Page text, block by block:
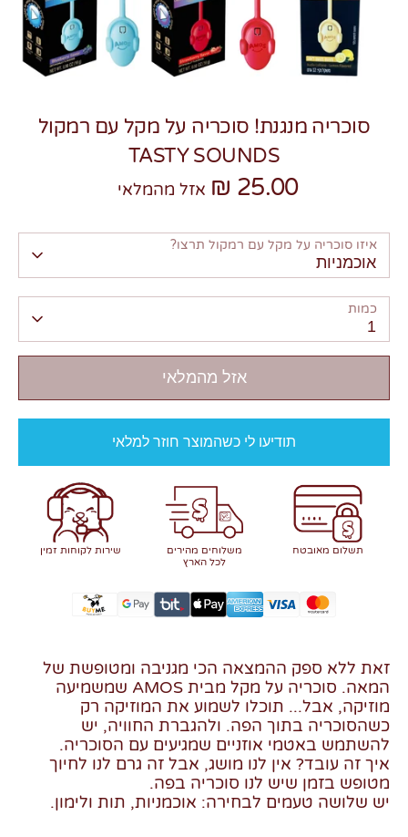
סוכריה מנגנת! סוכריה על מקל עם רמקול
TASTY SOUNDS
25.00 ₪ אזל מהמלאי
איזו סוכריה על מקל עם רמקול תרצו?
אוכמניות
כמות
1
אזל מהמלאי
תודיעו לי כשהמוצר חוזר למלאי
תשלום מאובטח
משלוחים מהירים
לכל הארץ
שירות לקוחות זמין
זאת ללא ספק ההמצאה הכי מגניבה ומטופשת של
המאה. סוכריה על מקל מבית AMOS שמשמיעה
מוזיקה, אבל... תוכלו לשמוע את המוזיקה רק
כשהסוכריה בתוך הפה. ולהגברת החוויה, יש
להשתמש באטמי אוזניים שמגיעים עם הסוכריה.
איך זה עובד? אין לנו מושג, אבל זה גרם לנו לחיוך
מטופש בזמן שיש לנו סוכריה בפה.
יש שלושה טעמים לבחירה: אוכמניות, תות ולימון.